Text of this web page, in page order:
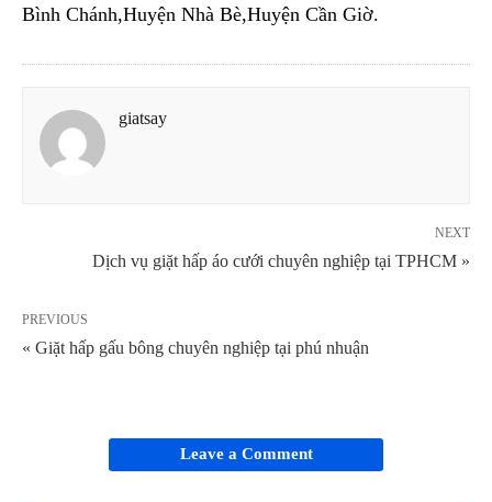
Bình Chánh,Huyện Nhà Bè,Huyện Cần Giờ.
giatsay
NEXT
Dịch vụ giặt hấp áo cưới chuyên nghiệp tại TPHCM »
PREVIOUS
« Giặt hấp gấu bông chuyên nghiệp tại phú nhuận
Leave a Comment